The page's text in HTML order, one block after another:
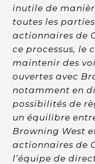
inutile de
toutes les
actionnaires de
ce processus, le
maintenir des
ouvertes avec
notamment en
possibilités de
un équilibre
Browning West
actionnaires de
l’équipe de